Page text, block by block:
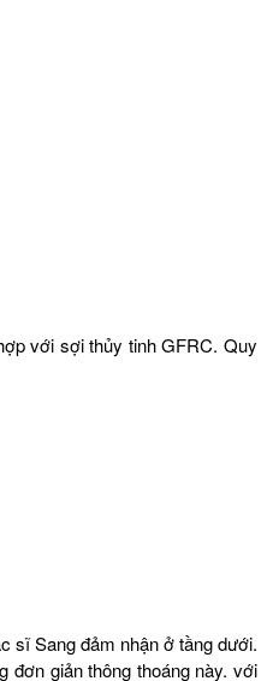
với sợi thủy tinh GFRC. Quy
sĩ Sang đảm nhận ở tầng dưới.
đơn giản thông thoáng này. với